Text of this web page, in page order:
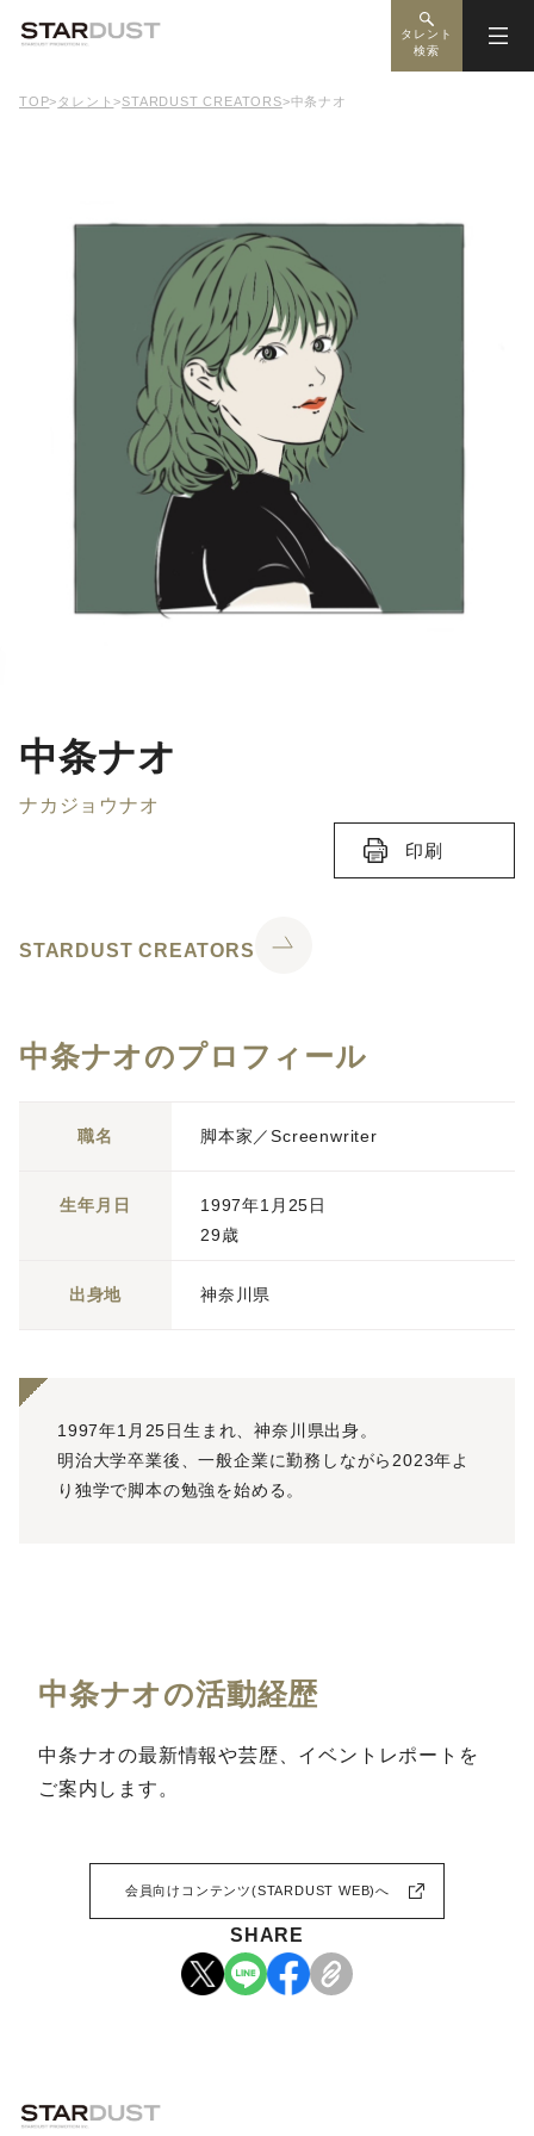
タレント
検索
TOP> タレント>STARDUST CREATORS>中条ナオ
中条ナオ
ナカジョウナオ
印刷
STARDUST CREATORS
中条ナオのプロフィール
職名 脚本家／Screenwriter
生年月日
1997年1月25日
29歳
出身地 神奈川県
1997年1月25日生まれ、神奈川県出身。
明治大学卒業後、一般企業に勤務しながら2023年よ
り独学で脚本の勉強を始める。
中条ナオの活動経歴
中条ナオの最新情報や芸歴、イベントレポートを
ご案内します。
会員向けコンテンツ(STARDUST WEB)へ
SHARE